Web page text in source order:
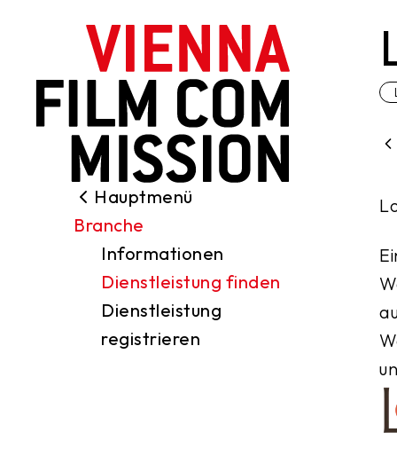
Suche
Drehgenehmigungen
Locations
Branche
Hauptmenü
Branche
Informationen
Dienstleistung finden
Dienstleistung
registrieren
Förderungen
Über uns